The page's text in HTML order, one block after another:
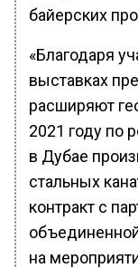
байерских
«Благодаря
выставках
расширяют
2021 году по
в Дубае
стальных
контракт с
на